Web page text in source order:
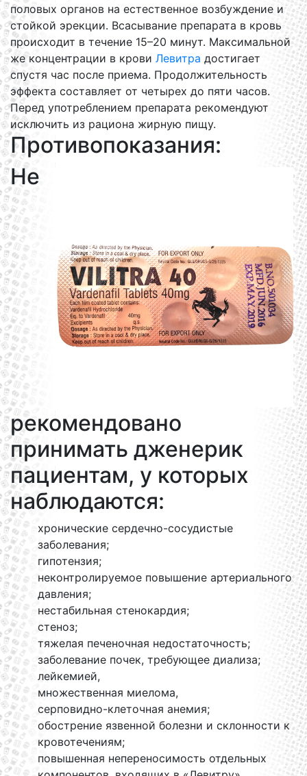
половых органов на естественное возбуждение и
стойкой эрекции. Всасывание препарата в кровь
происходит в течение 15–20 минут. Максимальной
же концентрации в крови Левитра достигает
спустя час после приема. Продолжительность
эффекта составляет от четырех до пяти часов.
Перед употреблением препарата рекомендуют
исключить из рациона жирную пищу.
Противопоказания:
Не
рекомендовано
принимать дженерик
пациентам, у которых
наблюдаются:
хронические сердечно-сосудистые
заболевания;
гипотензия;
неконтролируемое повышение артериального
давления;
нестабильная стенокардия;
стеноз;
тяжелая печеночная недостаточность;
заболевание почек, требующее диализа;
лейкемией,
множественная миелома,
серповидно-клеточная анемия;
обострение язвенной болезни и склонности к
кровотечениям;
повышенная непереносимость отдельных